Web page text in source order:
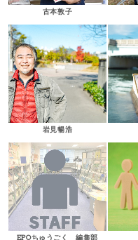
古本敦子
岩見暢浩
EPOちゅうごく 編集部